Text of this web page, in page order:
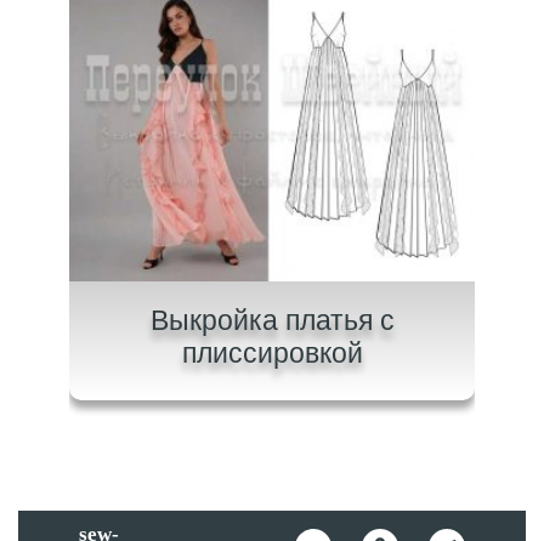
Выкройка платья с
плиссировкой
sew-